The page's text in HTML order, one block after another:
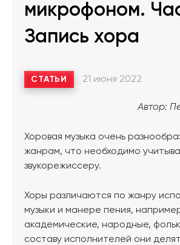
микрофоном.
Запись хора
СТАТЬИ 21 июня 2022
Автор:
Хоровая музыка очень
жанрам, что необходимо
звукорежиссеру.
Хоры различаются по жанру
музыки и манере пения,
академические, народные,
составу исполнителей они